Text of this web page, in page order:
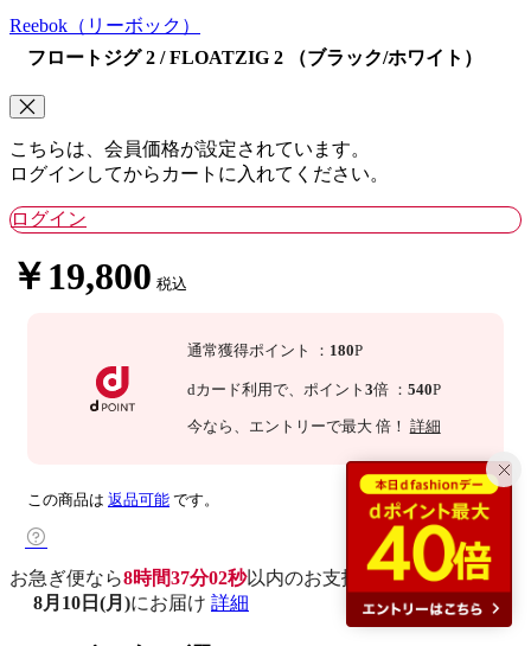
Reebok （リーボック）
フロートジグ 2 / FLOATZIG 2 （ブラック/ホワイト）
こちらは、会員価格が設定されています。
ログインしてからカートに入れてください。
ログイン
￥19,800 税込
通常獲得ポイント ： 180P
dカード利用で、 ポイント 3倍 ： 540P
今なら 、エントリーで最大 倍！ 詳細
この商品は 返品可能 です。
お急ぎ便なら8時間37分01秒以内のお支払いで
8月10日(月)にお届け 詳細